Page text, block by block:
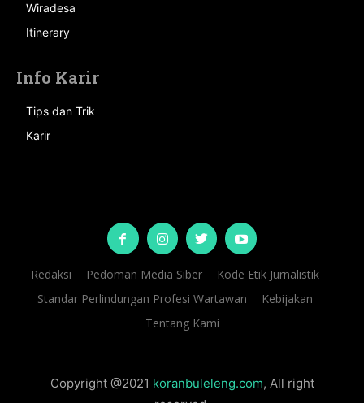
Wiradesa
Itinerary
Info Karir
Tips dan Trik
Karir
Redaksi Pedoman Media Siber
Kode Etik Jurnalistik
Standar Perlindungan Profesi Wartawan
Kebijakan
Tentang Kami
Copyright @2021 koranbuleleng.com, All right